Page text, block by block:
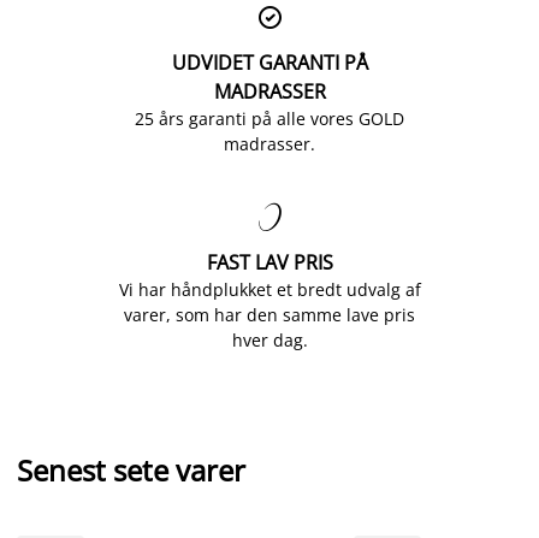

UDVIDET GARANTI PÅ
MADRASSER
25 års garanti på alle vores GOLD
madrasser.

FAST LAV PRIS
Vi har håndplukket et bredt udvalg af
varer, som har den samme lave pris
hver dag.
Senest sete varer